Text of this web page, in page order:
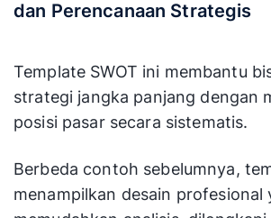
dan Perencanaan Strategis
Template SWOT ini membantu
strategi jangka panjang dengan
posisi pasar secara sistematis.
Berbeda contoh sebelumnya,
menampilkan desain profesional